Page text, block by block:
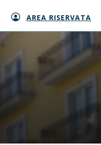
AREA RISERVATA